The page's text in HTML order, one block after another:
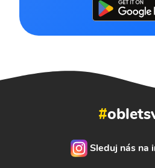
#
Sleduj nás na